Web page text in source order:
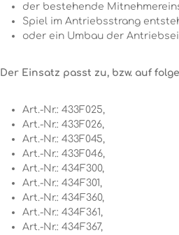
der bestehende
Spiel im Antriebsstrang
oder ein Umbau der
Der Einsatz passt zu, bzw. auf
Art.-Nr.: 433F025,
Art.-Nr.: 433F026,
Art.-Nr.: 433F045,
Art.-Nr.: 433F046,
Art.-Nr.: 434F300,
Art.-Nr.: 434F301,
Art.-Nr.: 434F360,
Art.-Nr.: 434F361,
Art.-Nr.: 434F367,